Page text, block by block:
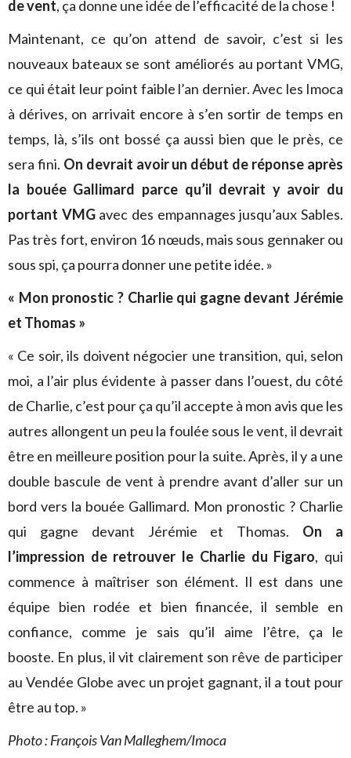
de vent, ça donne une idée de l’efficacité de la chose !
Maintenant, ce qu’on attend de savoir, c’est si les
nouveaux bateaux se sont améliorés au portant VMG,
ce qui était leur point faible l’an dernier. Avec les Imoca
à dérives, on arrivait encore à s’en sortir de temps en
temps, là, s’ils ont bossé ça aussi bien que le près, ce
sera fini. On devrait avoir un début de réponse après
la bouée Gallimard parce qu’il devrait y avoir du
portant VMGavec des empannages jusqu’aux Sables.
Pas très fort, environ 16 nœuds, mais sous gennaker ou
sous spi, ça pourra donner une petite idée. »
« Mon pronostic ? Charlie qui gagne devant Jérémie
et Thomas »
« Ce soir, ils doivent négocier une transition, qui, selon
moi, a l’air plus évidente à passer dans l’ouest, du côté
de Charlie, c’est pour ça qu’il accepte à mon avis que les
autres allongent un peu la foulée sous le vent, il devrait
être en meilleure position pour la suite. Après, il y a une
double bascule de vent à prendre avant d’aller sur un
bord vers la bouée Gallimard. Mon pronostic ? Charlie
qui gagne devant Jérémie et Thomas. On a
l’impression de retrouver le Charlie du Figaro, qui
commence à maîtriser son élément. Il est dans une
équipe bien rodée et bien financée, il semble en
confiance, comme je sais qu’il aime l’être, ça le
booste. En plus, il vit clairement son rêve de participer
au Vendée Globe avec un projet gagnant, il a tout pour
être au top. »
Photo : François Van Malleghem/Imoca